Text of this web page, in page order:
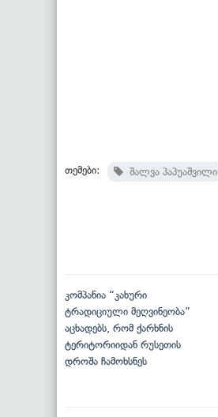
თემები: შალვა პაპუაშვილი
კომპანია “კახური
ტრადიციული მეღვინეობა”
აცხადებს, რომ ქარხნის
ტერიტორიიდან რუსეთის
დროშა ჩამოხსნეს